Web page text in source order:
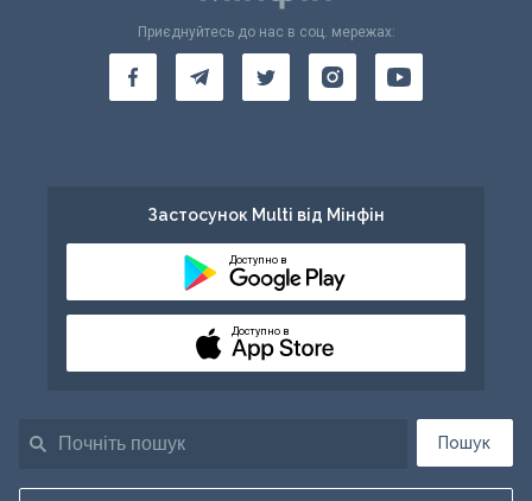
Пошук
Приєднуйтесь до нас в соц. мережах:
Застосунок Multi від Мінфін
Доступно в
Доступно в